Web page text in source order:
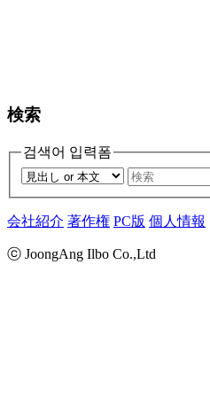
検索
검색어 입력폼
会社紹介 著作権 PC版 個人情報
ⓒ JoongAng Ilbo Co.,Ltd